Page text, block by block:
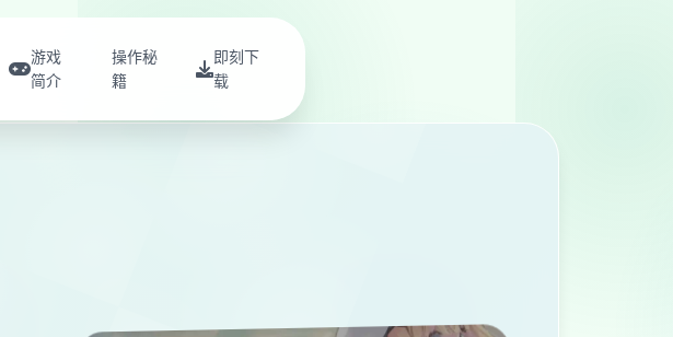
游戏
简介
操作秘
籍
即刻下
载